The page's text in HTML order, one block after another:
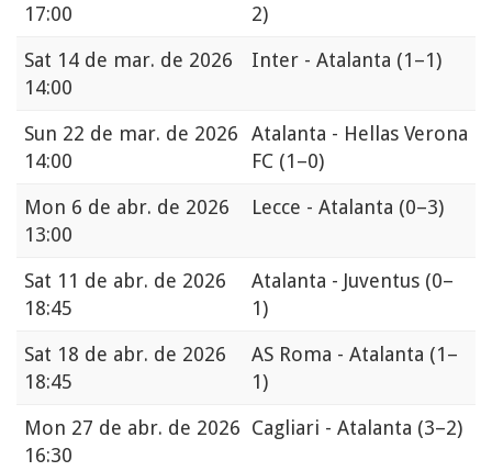
17:00
2)
Sat 14 de mar. de 2026
14:00
Inter - Atalanta (1–1)
Sun 22 de mar. de 2026
14:00
Atalanta - Hellas Verona
FC (1–0)
Mon 6 de abr. de 2026
13:00
Lecce - Atalanta (0–3)
Sat 11 de abr. de 2026
18:45
Atalanta - Juventus (0–
1)
Sat 18 de abr. de 2026
18:45
AS Roma - Atalanta (1–
1)
Mon 27 de abr. de 2026
16:30
Cagliari - Atalanta (3–2)